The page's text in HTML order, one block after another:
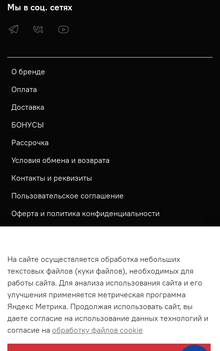
О бренде
Оплата
Доставка
БОНУСЫ
Рассрочка
Условия обмена и возврата
Контакты и реквизиты
Пользовательское соглашение
Оферта и политика конфиденциальности
Согласие посетителя сайта на обработку
персональных данных
На сайте используется метрическая система ЯНДЕКС
МЕТРИКА
На сайте применяются рекомендательные технологии
Согласие на получение рассылки рекламно-
Мы в соц. сетях
На сайте осуществляется обработка небольших
текстовых файлов (куки файлов), необходимых для
работы сайта. Для анализа использования сайта и его
улучшения применяется метрическая программа
Яндекс Метрика. Продолжая использовать сайт, вы
даете согласие на использование данных технологий и
согласие на обработку файлов cookie